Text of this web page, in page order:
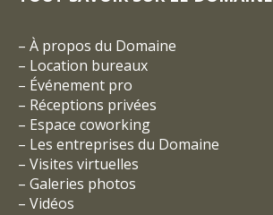
– À propos du Domaine
– Location bureaux
– Événement pro
– Réceptions privées
– Espace coworking
– Les entreprises du Domaine
– Visites virtuelles
– Galeries photos
– Vidéos